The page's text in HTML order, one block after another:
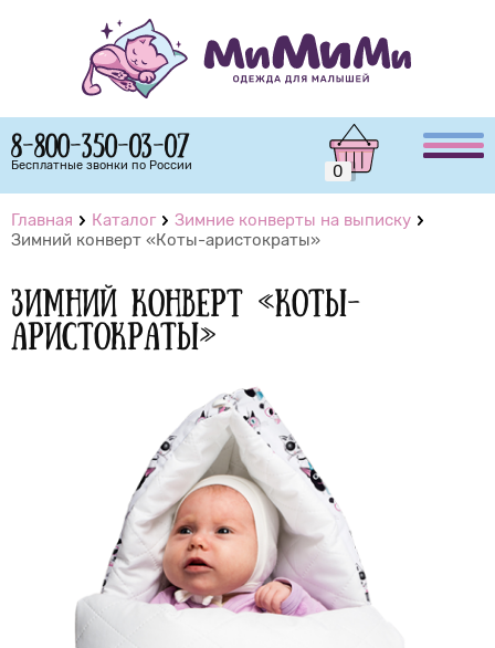
8-800-350-03-07
Бесплатные звонки по России 0
Главная Каталог
Зимние конверты на выписку
Зимний конверт «Коты-аристократы»
Зимний конверт «Коты-
аристократы»